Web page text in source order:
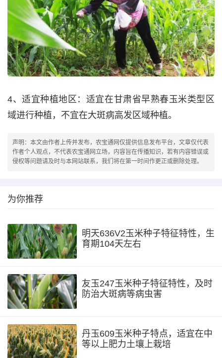
4、适宜种植地区：适宜在甘肃省早熟春玉米类型区
域进行种植，不宜在大斑病高发区域种植。
声明：本文由作者上传并发布，农宝通网仅提供信息发布平台，文章仅代表
作者个人观点，不代表农宝通网立场，内容旨在传播知识，若有内容错误或
侵权等问题请及时与本网站联系，我们将在第一时间作更正或删除处理。
为你推荐
明天636V2玉米种子特征特性，生
育期104天左右
友玉247玉米种子特征特性，及时
防治大斑病等病虫害
丹玉609玉米种子特点，适宜在中
等以上肥力土壤上栽培